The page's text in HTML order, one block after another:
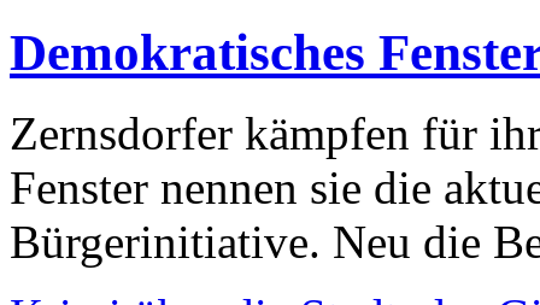
Demokratisches
Zernsdorfer kämpfen für
Fenster nennen sie die
Bürgerinitiative. Neu die